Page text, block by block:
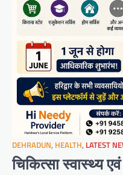
DEHRADUN, HEALTH, LATEST
चिकित्सा स्वास्थ्य एवं